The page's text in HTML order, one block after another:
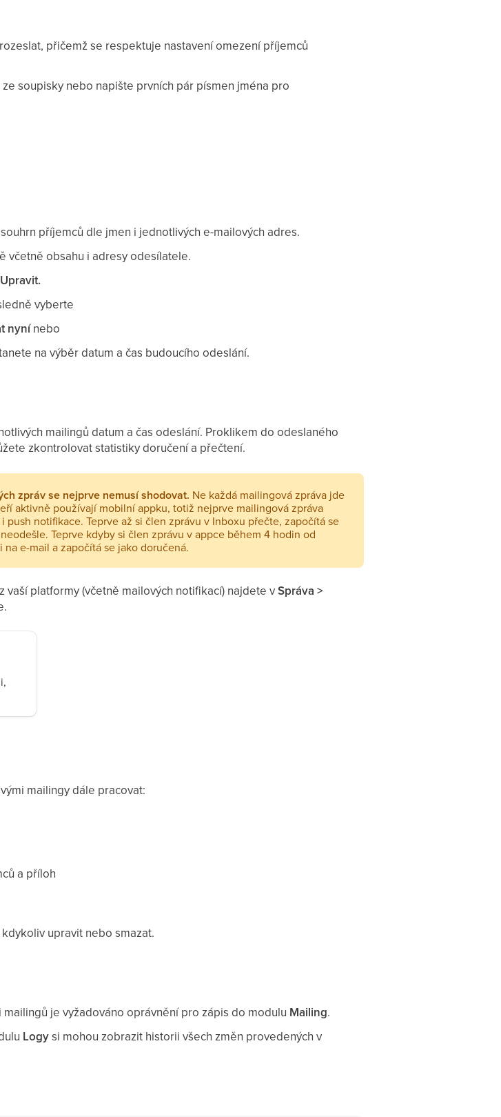
přičemž se respektuje nastavení omezení příjemců
soupisky nebo napište prvních pár písmen jména pro
příjemců dle jmen i jednotlivých e-mailových adres.
včetně obsahu i adresy odesílatele.
Upravit.
vyberte
nynínebo
na výběr datum a čas budoucího odeslání.
mailingů datum a čas odeslání. Proklikem do odeslaného
zkontrolovat statistiky doručení a přečtení.
zpráv se nejprve nemusí shodovat. Ne každá mailingová zpráva jde
aktivně používají mobilní appku, totiž nejprve mailingová zpráva
notifikace. Teprve až si člen zprávu v Inboxu přečte, započítá se
Teprve kdyby si člen zprávu v appce během 4 hodin od
e-mail a započítá se jako doručená.
vaší platformy (včetně mailových notifikací) najdete vSpráva >
mailingy dále pracovat:
a příloh
upravit nebo smazat.
je vyžadováno oprávnění pro zápis do modulu Mailing.
Logysi mohou zobrazit historii všech změn provedených v